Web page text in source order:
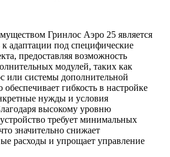
Гринлос Аэро 25 является
к адаптации под специфические
предоставляя возможность
модулей, таких как
или системы дополнительной
гибкость в настройке
нужды и условия
высокому уровню
требует минимальных
значительно снижает
расходы и упрощает управление